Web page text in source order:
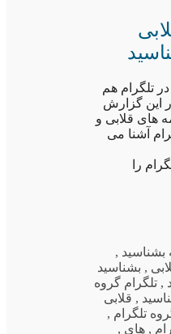
تلگرام هم
این گزارش
های قلابی و
آشنا می
را
بشناسید ,
, بشناسید
, تلگرام گروه
, قلابی
تلگرام ,
, های ,